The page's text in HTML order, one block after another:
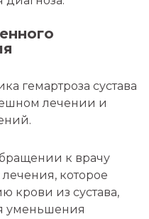
гемартроза сустава
лечении и
к врачу
которое
крови из сустава,
уменьшения